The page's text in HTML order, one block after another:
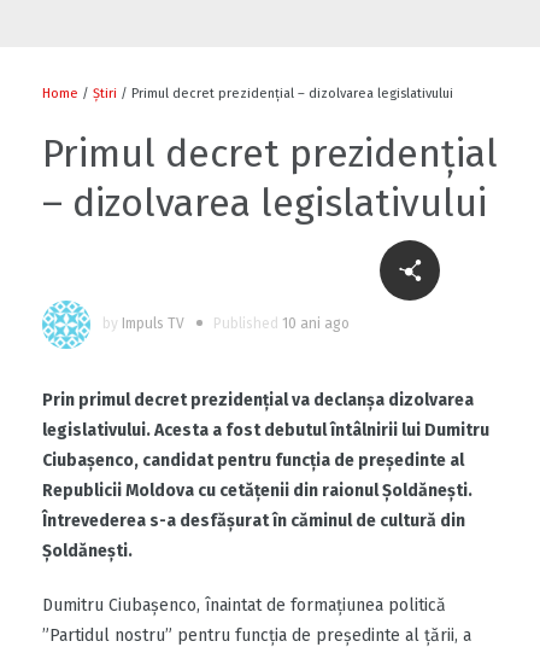
0
afacerea
0
Să ne fiți sănătoși
1
Home / Știri / Primul decret prezidențial – dizolvarea legislativului
Primul decret prezidențial
– dizolvarea legislativului
by Impuls TV Published 10 ani ago
Prin primul decret prezidențial va declanșa dizolvarea
legislativului. Acesta a fost debutul întâlnirii lui Dumitru
Ciubașenco, candidat pentru funcția de președinte al
Republicii Moldova cu cetățenii din raionul Șoldănești.
Întrevederea s-a desfășurat în căminul de cultură din
Șoldănești.
Dumitru Ciubașenco, înaintat de formațiunea politică
”Partidul nostru” pentru funcția de președinte al țării, a